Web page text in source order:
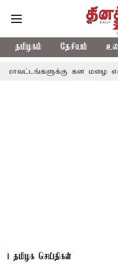
தமிழகம் தேசியம்
கன மழை எச்சரிக்கை
தமிழக செய்திகள்